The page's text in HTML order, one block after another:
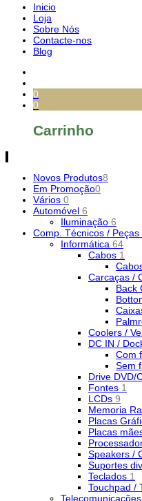
Inicio
Loja
Sobre Nós
Contacte-nos
Blog
0
0
Carrinho
Novos Produtos8
Em Promoção0
Vários 0
Automóvel 6
Iluminação 6
Comp. Técnicos / Peças
Informática 64
Cabos 1
Carcaças /
Back
Coolers /
DC IN /
Com
Sem
Drive DVD/
Fontes 1
LCDs 9
Memoria
Placas
Placas
Speakers /
Suportes
Teclados 1
Touchpad /
Telecomunicações